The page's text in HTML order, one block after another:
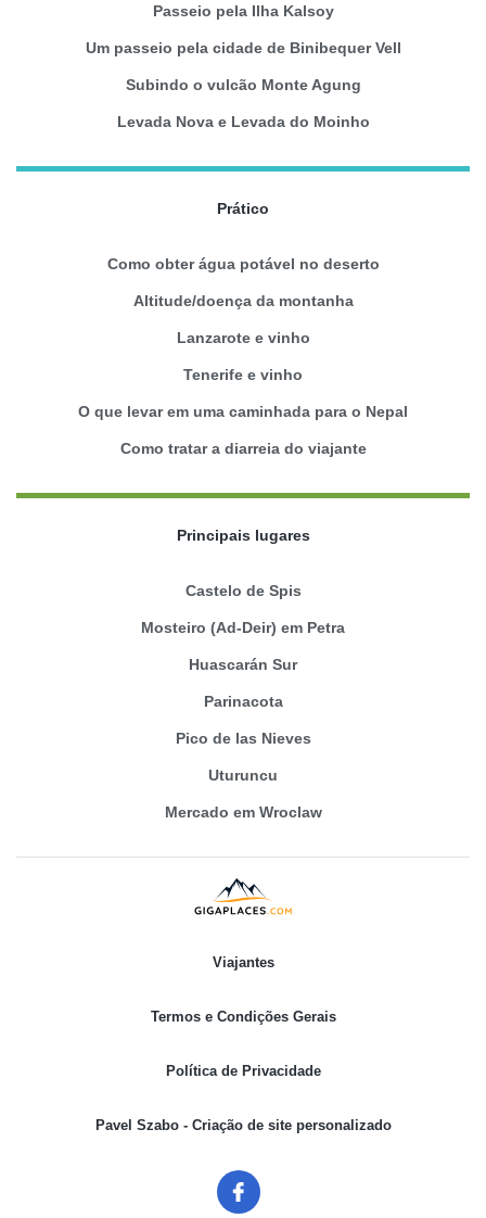
Passeio pela Ilha Kalsoy
Um passeio pela cidade de Binibequer Vell
Subindo o vulcão Monte Agung
Levada Nova e Levada do Moinho
Prático
Como obter água potável no deserto
Altitude/doença da montanha
Lanzarote e vinho
Tenerife e vinho
O que levar em uma caminhada para o Nepal
Como tratar a diarreia do viajante
Principais lugares
Castelo de Spis
Mosteiro (Ad-Deir) em Petra
Huascarán Sur
Parinacota
Pico de las Nieves
Uturuncu
Mercado em Wroclaw
Viajantes
Termos e Condições Gerais
Política de Privacidade
Pavel Szabo - Criação de site personalizado